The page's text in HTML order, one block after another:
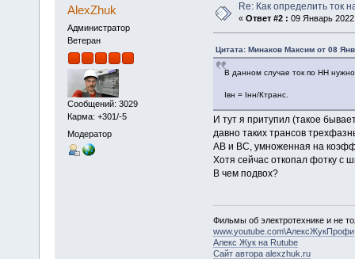
AlexZhuk
Администратор
Ветеран
Сообщений: 3029
Карма: +301/-5
Модератор
Re: Как определить ток
« Ответ #2 : 09 Январь
Цитата: Минаков Максим от 08
В данном случае ток по НН
Iвн = Iнн/Ктранс.
И тут я притупил (такое
давно таких трансов
АВ и ВС, умноженная на
Хотя сейчас откопал фотку с
В чем подвох?
Фильмы об электротехнике и не
www.youtube.com\АлексЖукПрофи
Алекс Жук на Rutube
Сайт автора alexzhuk.ru